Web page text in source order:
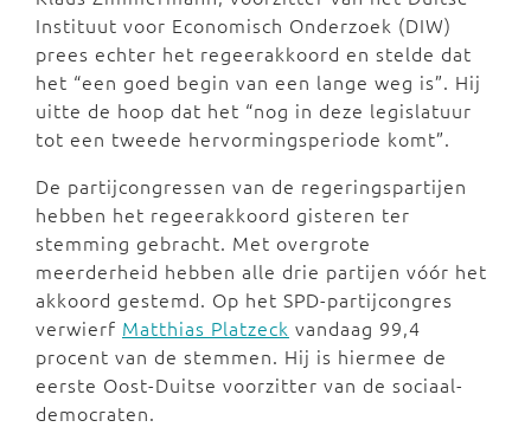
Instituut voor Economisch Onderzoek (DIW)
prees echter het regeerakkoord en stelde dat
het “een goed begin van een lange weg is”. Hij
uitte de hoop dat het “nog in deze legislatuur
tot een tweede hervormingsperiode komt”.
De partijcongressen van de regeringspartijen
hebben het regeerakkoord gisteren ter
stemming gebracht. Met overgrote
meerderheid hebben alle drie partijen vóór het
akkoord gestemd. Op het SPD-partijcongres
verwierf Matthias Platzeck vandaag 99,4
procent van de stemmen. Hij is hiermee de
eerste Oost-Duitse voorzitter van de sociaal-
democraten.